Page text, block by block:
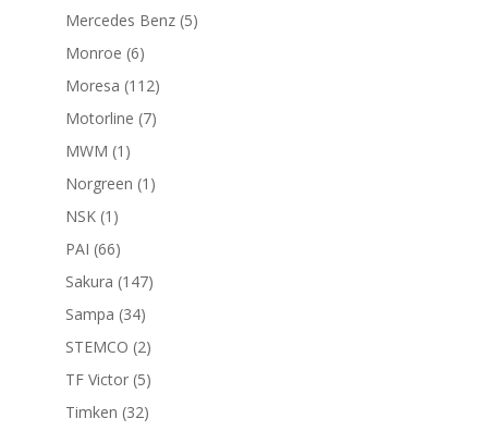
productos
Mercedes Benz 55
Monroe 66
productos
Moresa 112112
productos
Motorline 77
MWM 1 1
producto
Norgreen 1 1
NSK 1 1
producto
PAI 6666
productos
Sakura 147147
Sampa 3434
productos
STEMCO 22
productos
TF Victor 55
productos
Timken 3232